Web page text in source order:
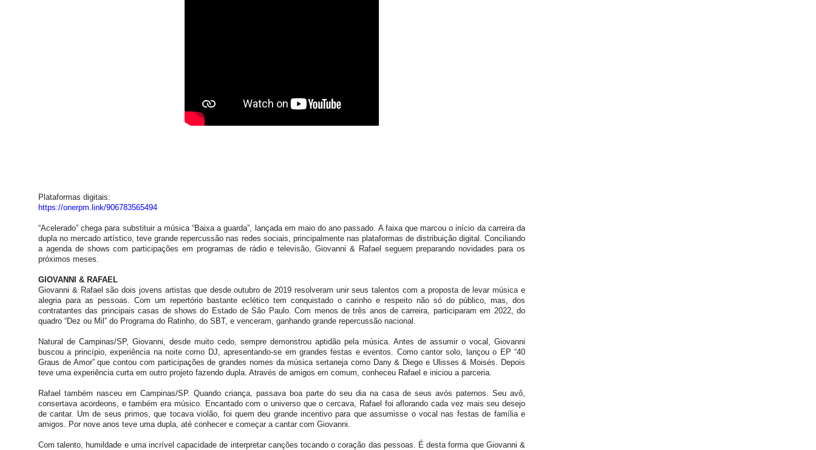
Plataformas digitais:
https://onerpm.link/906783565494
“Acelerado” chega para substituir a música “Baixa a guarda”, lançada em maio do ano passado. A faixa que marcou o início da carreira da
dupla no mercado artístico, teve grande repercussão nas redes sociais, principalmente nas plataformas de distribuição digital. Conciliando
a agenda de shows com participações em programas de rádio e televisão, Giovanni & Rafael seguem preparando novidades para os
próximos meses.
GIOVANNI & RAFAEL
Giovanni & Rafael são dois jovens artistas que desde outubro de 2019 resolveram unir seus talentos com a proposta de levar música e
alegria para as pessoas. Com um repertório bastante eclético tem conquistado o carinho e respeito não só do público, mas, dos
contratantes das principais casas de shows do Estado de São Paulo. Com menos de três anos de carreira, participaram em 2022, do
quadro “Dez ou Mil” do Programa do Ratinho, do SBT, e venceram, ganhando grande repercussão nacional.
Natural de Campinas/SP, Giovanni, desde muito cedo, sempre demonstrou aptidão pela música. Antes de assumir o vocal, Giovanni
buscou a princípio, experiência na noite como DJ, apresentando-se em grandes festas e eventos. Como cantor solo, lançou o EP “40
Graus de Amor” que contou com participações de grandes nomes da música sertaneja como Dany & Diego e Ulisses & Moisés. Depois
teve uma experiência curta em outro projeto fazendo dupla. Através de amigos em comum, conheceu Rafael e iniciou a parceria.
Rafael também nasceu em Campinas/SP. Quando criança, passava boa parte do seu dia na casa de seus avós paternos. Seu avô,
consertava acordeons, e também era músico. Encantado com o universo que o cercava, Rafael foi aflorando cada vez mais seu desejo
de cantar. Um de seus primos, que tocava violão, foi quem deu grande incentivo para que assumisse o vocal nas festas de família e
amigos. Por nove anos teve uma dupla, até conhecer e começar a cantar com Giovanni.
Com talento, humildade e uma incrível capacidade de interpretar canções tocando o coração das pessoas. É desta forma que Giovanni &